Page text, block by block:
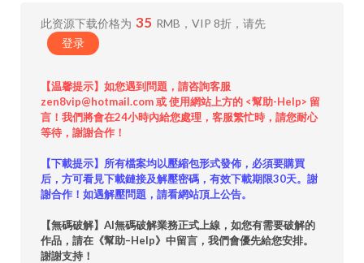
此资源下载价格为 35 RMB，VIP 8折，请先
登录
【温馨提示】如您遇到問題，請咨詢客服
zen8vip@hotmail.com 或 使用網站上方的 <幫助-Help> 留
言！我們將會在24小時內給您處理，客服繁忙時，請您耐心
等待，謝謝合作！
【下載提示】所有檔案均以壓縮包形式發佈，必須要購買
后，方可看見下載鏈接及解壓密碼，有效下載期限30天。謝
謝合作！如遇解壓問題，請看網站頂上公告。
【無碼破解】AI無碼破解業務正式上線，如您有需要破解的
作品，請在《幫助–Help》中留言，我們會優先給您安排。
謝謝支持！